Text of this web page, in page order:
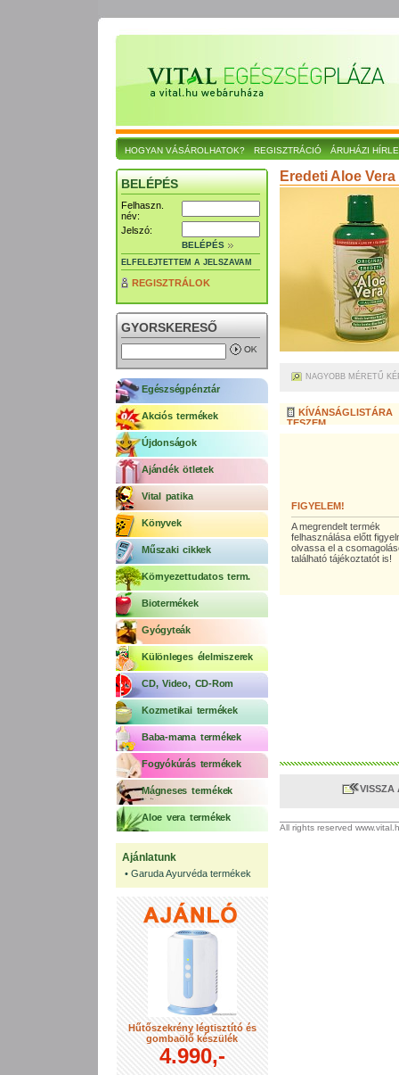
HOGYAN VÁSÁROLHATOK? REGISZTRÁCIÓ ÁRUHÁZI
BELÉPÉS
Felhaszn.
név:
Jelszó:
BELÉPÉS
ELFELEJTETTEM A JELSZAVAM
REGISZTRÁLOK
GYORSKERESŐ
Egészségpénztár
Akciós termékek
Újdonságok
Ajándék ötletek
Vital patika
Könyvek
Műszaki cikkek
Környezettudatos term.
Biotermékek
Gyógyteák
Különleges élelmiszerek
CD, Video, CD-Rom
Kozmetikai termékek
Baba-mama termékek
Fogyókúrás termékek
Mágneses termékek
Aloe vera termékek
Ajánlatunk
• Garuda Ayurvéda termékek
Hűtőszekrény légtisztító és
gombaölő készülék
4.990,-
Eredeti Aloe
NAGYOBB MÉRETŰ
KÍVÁNSÁGLISTÁRA
TESZEM
FIGYELEM!
A megrendelt termék
felhasználása előtt
olvassa el a
található tájékoztatót is!
VISSZA
All rights reserved